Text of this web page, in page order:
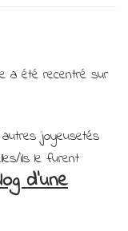
a été recentré sur
joyeusetés
ils le furent
d’une